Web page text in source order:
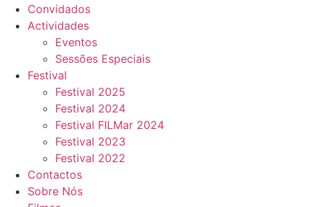
Convidados
Actividades
Eventos
Sessões Especiais
Festival
Festival 2025
Festival 2024
Festival FILMar 2024
Festival 2023
Festival 2022
Contactos
Sobre Nós